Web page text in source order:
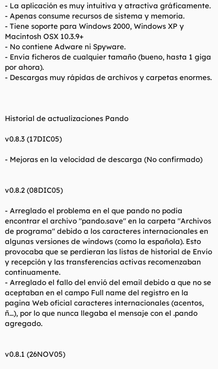
- La aplicación es muy intuitiva y atractiva gráficamente.
- Apenas consume recursos de sistema y memoria.
- Tiene soporte para Windows 2000, Windows XP y
Macintosh OSX 10.3.9+
- No contiene Adware ni Spyware.
- Envía ficheros de cualquier tamaño (bueno, hasta 1 giga
por ahora).
- Descargas muy rápidas de archivos y carpetas enormes.
Historial de actualizaciones Pando
v0.8.3 (17DIC05)
- Mejoras en la velocidad de descarga (No confirmado)
v0.8.2 (08DIC05)
- Arreglado el problema en el que pando no podía
encontrar el archivo "pando.save" en la carpeta "Archivos
de programa" debido a los caracteres internacionales en
algunas versiones de windows (como la española). Esto
provocaba que se perdieran las listas de historial de Envío
y recepción y las transferencias activas recomenzaban
continuamente.
- Arreglado el fallo del envió del email debido a que no se
aceptaban en el campo Full name del registro en la
pagina Web oficial caracteres internacionales (acentos,
ñ...), por lo que nunca llegaba el mensaje con el .pando
agregado.
v0.8.1 (26NOV05)